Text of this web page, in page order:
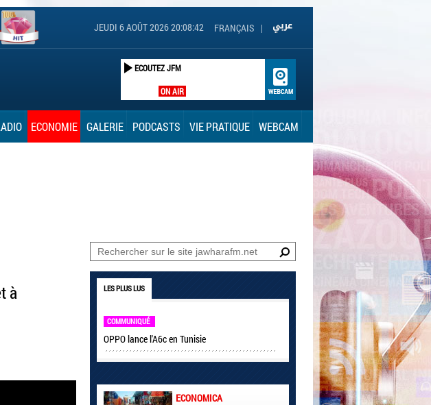
FRANÇAIS |
JEUDI 6 AOÛT 2026 20:08:42
ON AIR
ECOUTEZ JFM
ECONOMIE GALERIE PODCASTS VIE PRATIQUE WEBCAM
à
LES PLUS LUS
COMMUNIQUÉ
OPPO lance l'A6c en Tunisie
ECONOMICA